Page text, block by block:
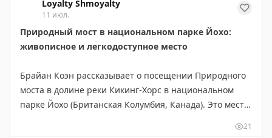
прогнозу погоды на следующей неделе два дня
просто облачка с солнышком. Есть надежда, что
погода улучшится, потому что редко приложение моё
Ну а пока – всем уютного воскресенья. И пусть
никакая серая погода не омрачит его.
Loyalty Shmoyalty
11 июл.
Природный мост в национальном парке Йохо:
живописное и легкодоступное место
Брайан Коэн рассказывает о посещении Природного
моста в долине реки Кикинг-Хорс в национальном
парке Йохо (Британская Колумбия, Канада). Это место
21